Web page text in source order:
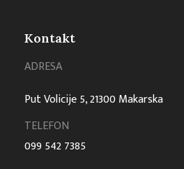
Kontakt
ADRESA
Put Volicije 5, 21300 Makarska
TELEFON
099 542 7385